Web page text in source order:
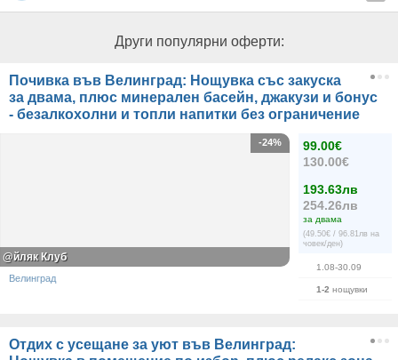
Други популярни оферти:
Почивка във Велинград: Нощувка със закуска
за двама, плюс минерален басейн, джакузи и бонус
- безалкохолни и топли напитки без ограничение
99.00€
130.00€
193.63лв
254.26лв
за двама
(49.50€ / 96.81лв на
човек/ден)
1.08-30.09
1-2 нощувки
-24%
@йляк Клуб
Велинград
Отдих с усещане за уют във Велинград: